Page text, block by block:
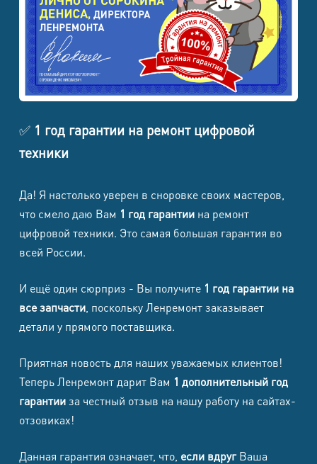
Edge
Samsung
Galaxy
S25+
8500 8500 1500 1700
Galaxy S25
Samsung
FE
Samsung
Galaxy S24
Samsung
Galaxy
8500 8500
Samsung
Galaxy S24
8500 8500 1500 1700
Samsung
Galaxy S24
✅1 год гарантии на ремонт цифровой
техники
Да! Я настолько уверен в сноровке своих мастеров,
что смело даю Вам 1 год гарантиина ремонт
цифровой техники. Это самая большая гарантия во
всей России.
И ещё один сюрприз - Вы получите 1 год гарантии на
все запчасти, поскольку Ленремонт заказывает
детали у прямого поставщика.
Приятная новость для наших уважаемых клиентов!
Теперь Ленремонт дарит Вам 1 дополнительный год
гарантииза честный отзыв на нашу работу на сайтах-
отзовиках!
Данная гарантия означает, что, если вдругВаша